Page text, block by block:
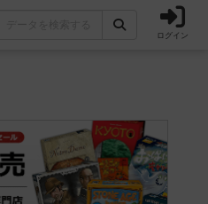
ログイン